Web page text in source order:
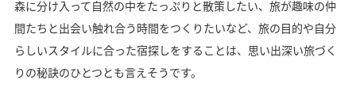
森に分け入って自然の中をたっぷりと散策したい、旅が趣味の仲
間たちと出会い触れ合う時間をつくりたいなど、旅の目的や自分
らしいスタイルに合った宿探しをすることは、思い出深い旅づく
りの秘訣のひとつとも言えそうです。